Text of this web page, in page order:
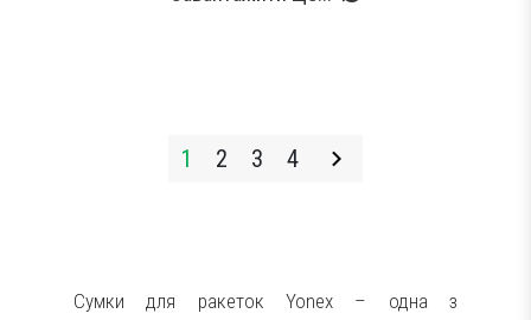
1 2 3 4
Сумки для ракеток Yonex – одна з